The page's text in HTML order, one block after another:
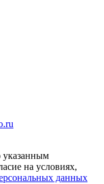
указанным
на условиях,
данных